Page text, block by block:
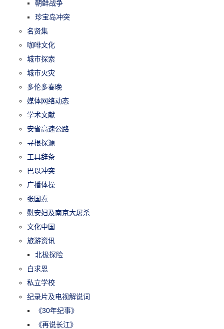
朝鲜战争
珍宝岛冲突
名贤集
咖啡文化
城市探索
城市火灾
多伦多春晚
媒体网络动态
学术文献
安省高速公路
寻根探源
工具辞条
巴以冲突
广播体操
张国焘
慰安妇及南京大屠杀
文化中国
旅游资讯
北极探险
白求恩
私立学校
纪录片及电视解说词
《30年纪事》
《再说长江》